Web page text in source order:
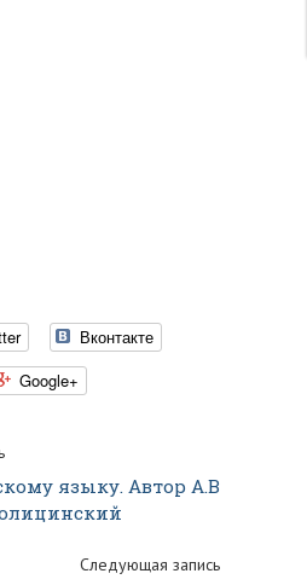
Вконтакте
Google+
языку. Автор А.В
Следующая запись